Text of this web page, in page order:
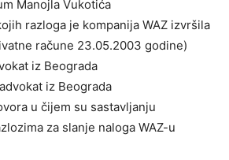
Manojla Vukotića
razloga je kompanija WAZ izvršila
račune 23.05.2003 godine)
iz Beograda
iz Beograda
u čijem su sastavljanju
za slanje naloga WAZ-u